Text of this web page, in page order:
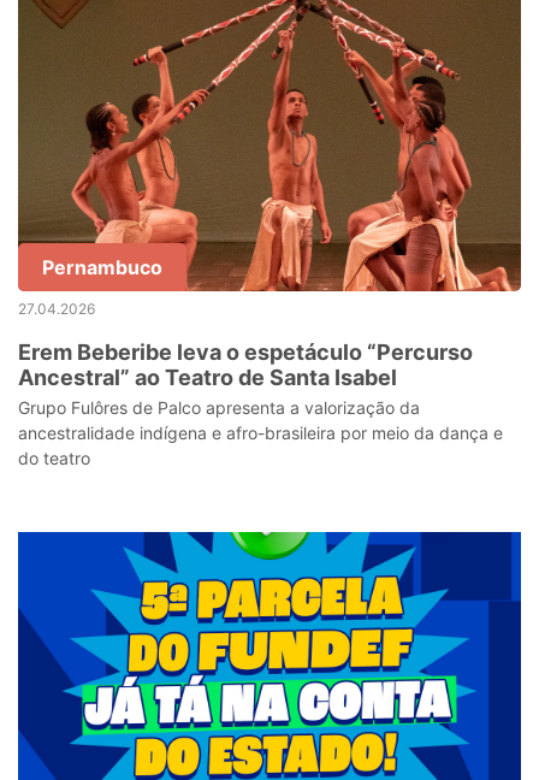
Pernambuco
27.04.2026
Erem Beberibe leva o espetáculo “Percurso
Ancestral” ao Teatro de Santa Isabel
Grupo Fulôres de Palco apresenta a valorização da
ancestralidade indígena e afro-brasileira por meio da dança e
do teatro